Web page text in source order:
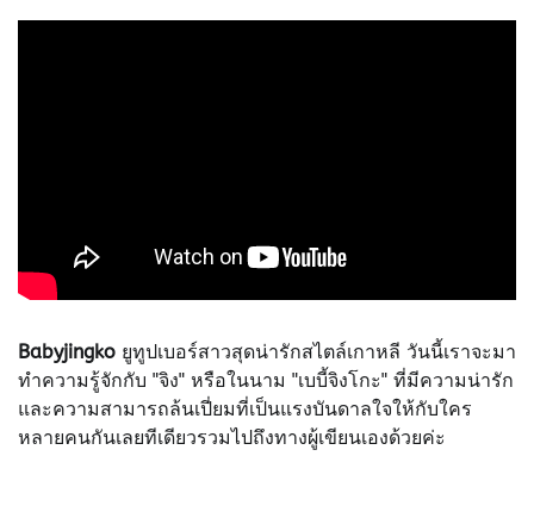
Babyjingko ยูทูปเบอร์สาวสุดน่ารักสไตล์เกาหลี วันนี้เราจะมา
ทำความรู้จักกับ "จิง" หรือในนาม "เบบี้จิงโกะ" ที่มีความน่ารัก
และความสามารถล้นเปี่ยมที่เป็นแรงบันดาลใจให้กับใคร
หลายคนกันเลยทีเดียวรวมไปถึงทางผู้เขียนเองด้วยค่ะ